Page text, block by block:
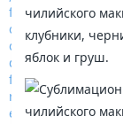
чилийского
клубники,
яблок и груш.